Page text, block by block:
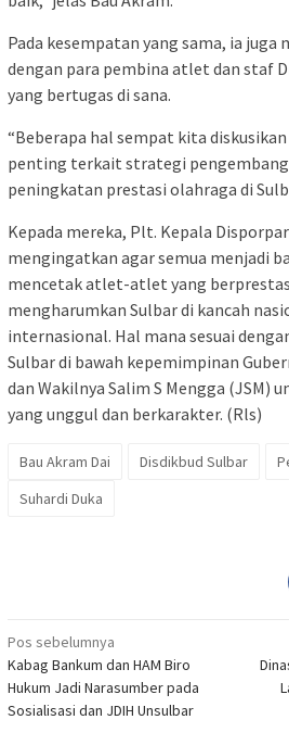
Pada kesempatan yang sama, ia juga
dengan para pembina atlet dan staf
yang bertugas di sana.
“Beberapa hal sempat kita
penting terkait strategi
peningkatan prestasi olahraga di
Kepada mereka, Plt. Kepala
mengingatkan agar semua menjadi
mencetak atlet-atlet yang
mengharumkan Sulbar di kancah
internasional. Hal mana sesuai
Sulbar di bawah kepemimpinan
dan Wakilnya Salim S Mengga (JSM)
yang unggul dan berkarakter. (Rls)
Bau Akram Dai Disdikbud Sulbar
Suhardi Duka
Navigasi
pos
Pos sebelumnya
Kabag Bankum dan HAM Biro
Hukum Jadi Narasumber pada
Sosialisasi dan JDIH Unsulbar